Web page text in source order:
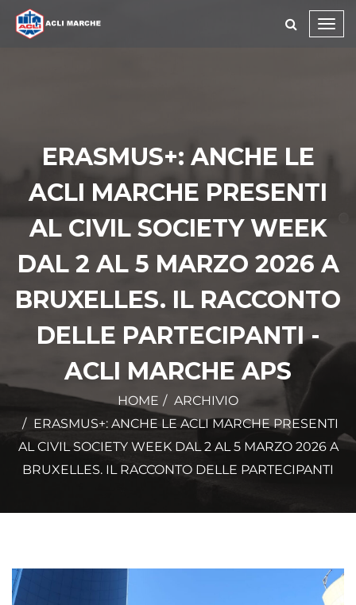
ERASMUS+: ANCHE LE
ACLI MARCHE PRESENTI
AL CIVIL SOCIETY WEEK
DAL 2 AL 5 MARZO 2026 A
BRUXELLES. IL RACCONTO
DELLE PARTECIPANTI -
ACLI MARCHE APS
HOME
ARCHIVIO
ERASMUS+: ANCHE LE ACLI MARCHE PRESENTI
AL CIVIL SOCIETY WEEK DAL 2 AL 5 MARZO 2026 A
BRUXELLES. IL RACCONTO DELLE PARTECIPANTI